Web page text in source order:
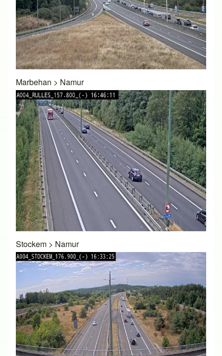
Marbehan > Namur
Stockem > Namur